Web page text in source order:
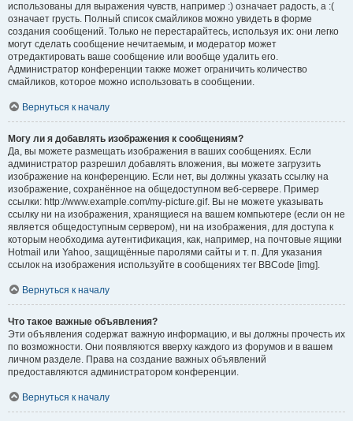
использованы для выражения чувств, например :) означает радость, а :(
означает грусть. Полный список смайликов можно увидеть в форме
создания сообщений. Только не перестарайтесь, используя их: они легко
могут сделать сообщение нечитаемым, и модератор может
отредактировать ваше сообщение или вообще удалить его.
Администратор конференции также может ограничить количество
смайликов, которое можно использовать в сообщении.
Вернуться к началу
Могу ли я добавлять изображения к сообщениям?
Да, вы можете размещать изображения в ваших сообщениях. Если
администратор разрешил добавлять вложения, вы можете загрузить
изображение на конференцию. Если нет, вы должны указать ссылку на
изображение, сохранённое на общедоступном веб-сервере. Пример
ссылки: http://www.example.com/my-picture.gif. Вы не можете указывать
ссылку ни на изображения, хранящиеся на вашем компьютере (если он не
является общедоступным сервером), ни на изображения, для доступа к
которым необходима аутентификация, как, например, на почтовые ящики
Hotmail или Yahoo, защищённые паролями сайты и т. п. Для указания
ссылок на изображения используйте в сообщениях тег BBCode [img].
Вернуться к началу
Что такое важные объявления?
Эти объявления содержат важную информацию, и вы должны прочесть их
по возможности. Они появляются вверху каждого из форумов и в вашем
личном разделе. Права на создание важных объявлений
предоставляются администратором конференции.
Вернуться к началу